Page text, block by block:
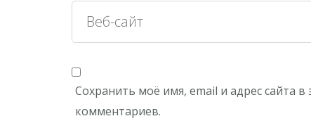
Сохранить моё имя, email и адрес сайта
комментариев.